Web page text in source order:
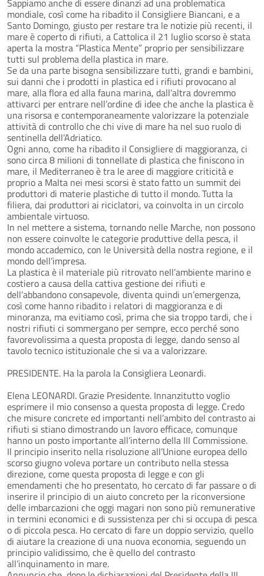
mondiale, così come ha ribadito il Consigliere Biancani, e a
Santo Domingo, giusto per restare tra le notizie più recenti, il
mare è coperto di rifiuti, a Cattolica il 21 luglio scorso è stata
aperta la mostra “Plastica Mente” proprio per sensibilizzare
tutti sul problema della plastica in mare.
Se da una parte bisogna sensibilizzare tutti, grandi e bambini,
sui danni che i prodotti in plastica ed i rifiuti provocano al
mare, alla flora ed alla fauna marina, dall’altra dovremmo
attivarci per entrare nell’ordine di idee che anche la plastica è
una risorsa e contemporaneamente valorizzare la potenziale
attività di controllo che chi vive di mare ha nel suo ruolo di
sentinella dell’Adriatico.
Ogni anno, come ha ribadito il Consigliere di maggioranza, ci
sono circa 8 milioni di tonnellate di plastica che finiscono in
mare, il Mediterraneo è tra le aree di maggiore criticità e
proprio a Malta nei mesi scorsi è stato fatto un summit dei
produttori di materie plastiche di tutto il mondo. Tutta la
filiera, dai produttori ai riciclatori, va coinvolta in un circolo
ambientale virtuoso.
In nel mettere a sistema, tornando nelle Marche, non possono
non essere coinvolte le categorie produttive della pesca, il
mondo accademico, con le Università della nostra regione, e il
mondo dell’impresa.
La plastica è il materiale più ritrovato nell’ambiente marino e
costiero a causa della cattiva gestione dei rifiuti e
dell’abbandono consapevole, diventa quindi un’emergenza,
così come hanno ribadito i relatori di maggioranza e di
minoranza, ma evitiamo così, prima che sia troppo tardi, che i
nostri rifiuti ci sommergano per sempre, ecco perché sono
favorevolissima a questa proposta di legge, dando senso al
tavolo tecnico istituzionale che si va a valorizzare.
PRESIDENTE. Ha la parola la Consigliera Leonardi.
Elena LEONARDI. Grazie Presidente. Innanzitutto voglio
esprimere il mio consenso a questa proposta di legge. Credo
che misure concrete ed importanti nell’ambito del contrasto ai
rifiuti si stiano dimostrando un lavoro efficace, comunque
hanno un posto importante all’interno della III Commissione.
Il principio inserito nella risoluzione all’Unione europea dello
scorso giugno voleva portare un contributo nella stessa
direzione, come questa proposta di legge e con gli
emendamenti che ho presentato, ho cercato di far passare o di
inserire il principio di un aiuto concreto per la riconversione
delle imbarcazioni che oggi magari non sono più remunerative
in termini economici e di sussistenza per chi si occupa di pesca
o di piccola pesca. Ho cercato di fare un doppio servizio, quello
di aiutare la creazione di una nuova economia, seguendo un
principio validissimo, che è quello del contrasto
all’inquinamento in mare.